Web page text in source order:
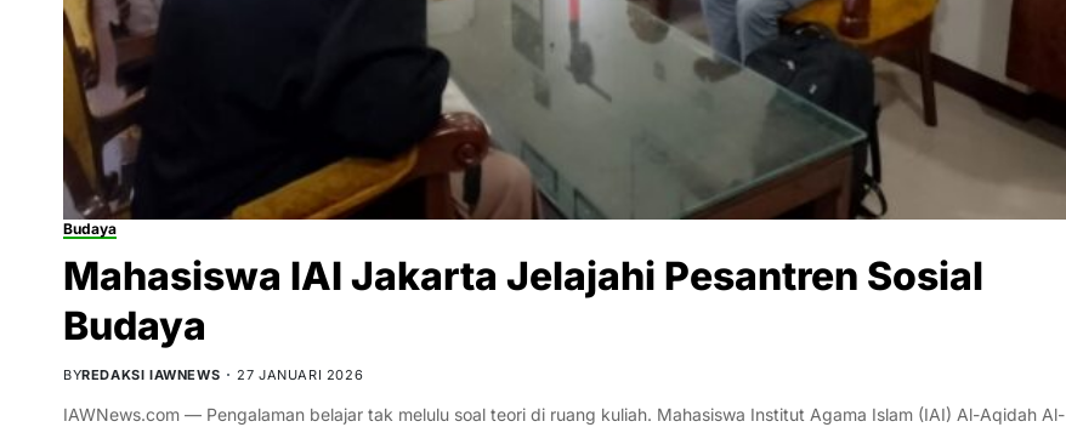
Budaya
Mahasiswa IAI Jakarta Jelajahi Pesantren Sosial
Budaya
BYREDAKSI IAWNEWS 27 JANUARI 2026
IAWNews.com — Pengalaman belajar tak melulu soal teori di ruang kuliah. Mahasiswa Institut Agama Islam (IAI) Al-Aqidah Al-